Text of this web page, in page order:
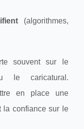
(algorithmes,
souvent sur le
le caricatural.
en place une
la confiance sur le